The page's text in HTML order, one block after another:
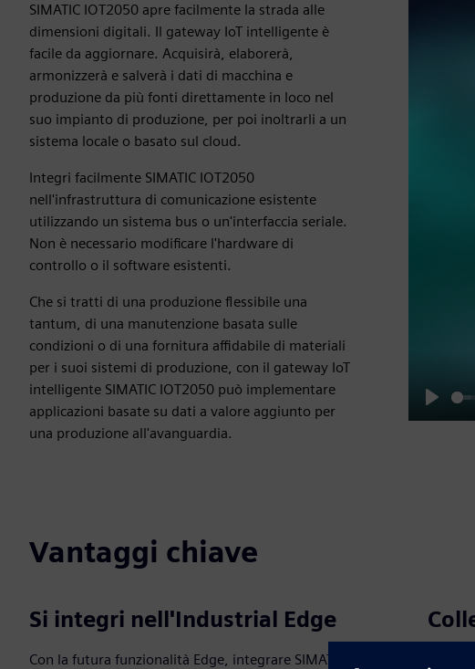
SIMATIC IOT2050 apre facilmente la strada alle
dimensioni digitali. Il gateway IoT intelligente è
facile da aggiornare. Acquisirà, elaborerà,
armonizzerà e salverà i dati di macchina e
produzione da più fonti direttamente in loco nel
suo impianto di produzione, per poi inoltrarli a un
sistema locale o basato sul cloud.
Integri facilmente SIMATIC IOT2050
nell'infrastruttura di comunicazione esistente
utilizzando un sistema bus o un'interfaccia seriale.
Non è necessario modificare l'hardware di
controllo o il software esistenti.
Che si tratti di una produzione flessibile una
tantum, di una manutenzione basata sulle
condizioni o di una fornitura affidabile di materiali
per i suoi sistemi di produzione, con il gateway IoT
intelligente SIMATIC IOT2050 può implementare
applicazioni basate su dati a valore aggiunto per
una produzione all'avanguardia.
Play
Vantaggi chiave
Si integri nell'Industrial Edge
Con la futura funzionalità Edge, integrare SIMATIC